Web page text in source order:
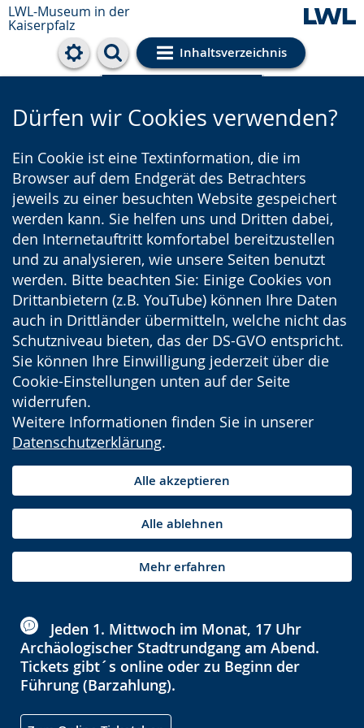
LWL-Museum in der
Kaiserpfalz
Inhaltsverzeichnis
Cookie-Einstellungen
Dürfen wir Cookies verwenden?
Ein Cookie ist eine Textinformation, die im
Browser auf dem Endgerät des Betrachters
jeweils zu einer besuchten Website gespeichert
werden kann. Sie helfen uns und Dritten dabei,
den Internetauftritt komfortabel bereitzustellen
und zu analysieren, wie unsere Seiten benutzt
werden. Bitte beachten Sie: Einige Cookies von
Drittanbietern (z.B. YouTube) können Ihre Daten
auch in Drittländer übermitteln, welche nicht das
Schutzniveau bieten, das der DS-GVO entspricht.
Sie können Ihre Einwilligung jederzeit über die
Cookie-Einstellungen unten auf der Seite
widerrufen.
Weitere Informationen finden Sie in unserer
Datenschutzerklärung.
Alle akzeptieren
Alle ablehnen
Mehr erfahren
Jeden 1. Mittwoch im Monat, 17 Uhr
Archäologischer Stadtrundgang am Abend.
Tickets gibt´s online oder zu Beginn der
Führung (Barzahlung).